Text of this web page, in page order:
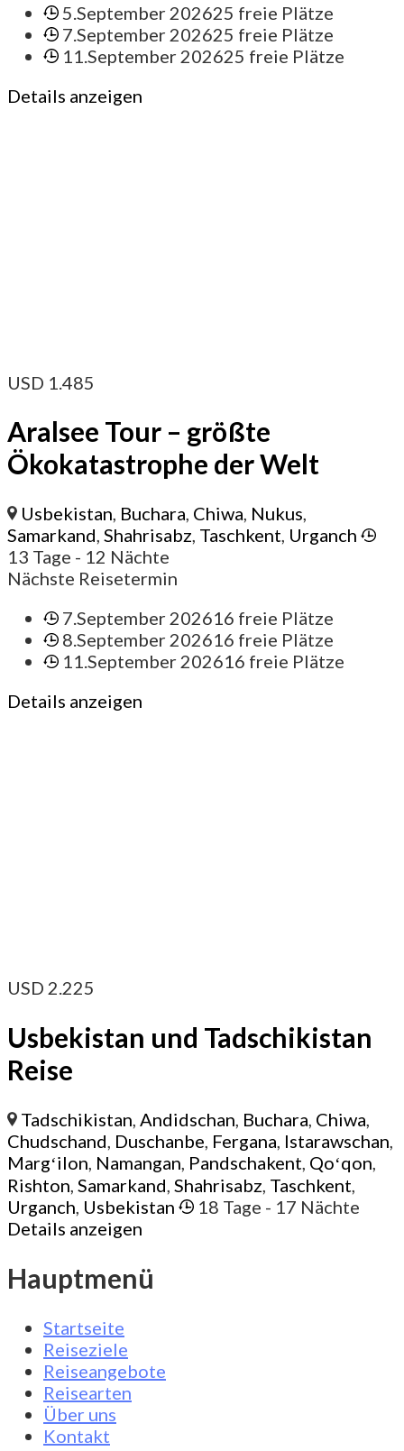
5.September 202625 freie Plätze
7.September 202625 freie Plätze
11.September 202625 freie Plätze
Details anzeigen
USD 1.485
Aralsee Tour – größte
Ökokatastrophe der Welt
Usbekistan, Buchara, Chiwa, Nukus,
Samarkand, Shahrisabz, Taschkent, Urganch
13 Tage - 12 Nächte
Nächste Reisetermin
7.September 202616 freie Plätze
8.September 202616 freie Plätze
11.September 202616 freie Plätze
Details anzeigen
USD 2.225
Usbekistan und Tadschikistan
Reise
Tadschikistan,Andidschan, Buchara, Chiwa,
Chudschand, Duschanbe, Fergana, Istarawschan,
Margʻilon, Namangan, Pandschakent, Qoʻqon,
Rishton, Samarkand, Shahrisabz, Taschkent,
Urganch, Usbekistan 18 Tage - 17 Nächte
Details anzeigen
Hauptmenü
Startseite
Reiseziele
Reiseangebote
Reisearten
Über uns
Kontakt